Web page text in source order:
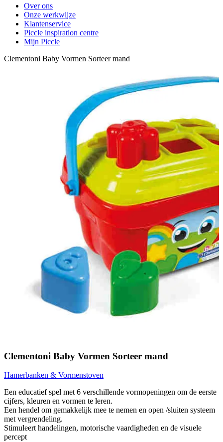
Over ons
Onze werkwijze
Klantenservice
Piccle inspiration centre
Mijn Piccle
Clementoni Baby Vormen Sorteer mand
Clementoni Baby Vormen Sorteer mand
Hamerbanken & Vormenstoven
Een educatief spel met 6 verschillende vormopeningen om de eerste
cijfers, kleuren en vormen te leren.
Een hendel om gemakkelijk mee te nemen en open /sluiten systeem
met vergrendeling.
Stimuleert handelingen, motorische vaardigheden en de visuele
percept